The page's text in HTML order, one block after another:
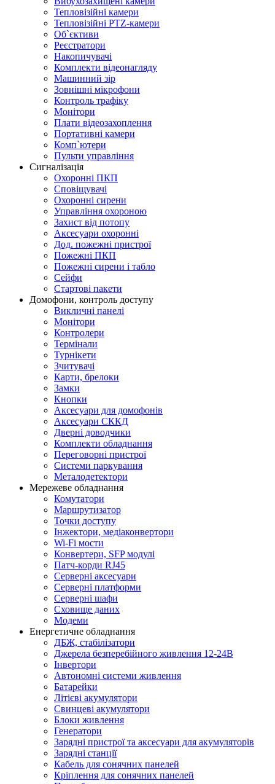
Тепловізійні камери
Тепловізійні PTZ-камери
Об`єктиви
Реєстратори
Накопичувачі
Комплекти відеонагляду
Машинний зір
Зовнішні мікрофони
Контроль трафіку
Монітори
Плати відеозахоплення
Портативні камери
Комп`ютери
Пульти управління
Сигналізація
Охоронні ПКП
Сповіщувачі
Охоронні сирени
Управління охороною
Захист від потопу
Аксесуари охоронні
Дод. пожежні пристрої
Пожежні ПКП
Пожежні сирени і табло
Сейфи
Стартові пакети
Домофони, контроль доступу
Викличні панелі
Монітори
Контролери
Термінали
Турнікети
Зчитувачі
Карти, брелоки
Замки
Кнопки
Аксесуари для домофонів
Аксесуари СККД
Дверні доводчики
Комплекти обладнання
Переговорні пристрої
Системи паркування
Металодетектори
Мережеве обладнання
Комутатори
Маршрутизатор
Точки доступу
Інжектори, медіаконвертори
Wi-Fi мости
Конвертери, SFP модулі
Патч-корди RJ45
Серверні аксесуари
Серверні платформи
Серверні шафи
Сховище даних
Модеми
Енергетичне обладнання
ДБЖ, стабілізатори
Джерела безперебійного живлення 12-24В
Інвертори
Автономні системи живлення
Батарейки
Літієві акумулятори
Свинцеві акумулятори
Блоки живлення
Генератори
Зарядні пристрої та аксесуари для акумуляторів
Зарядні станції
Кабель для сонячних панелей
Кріплення для сонячних панелей